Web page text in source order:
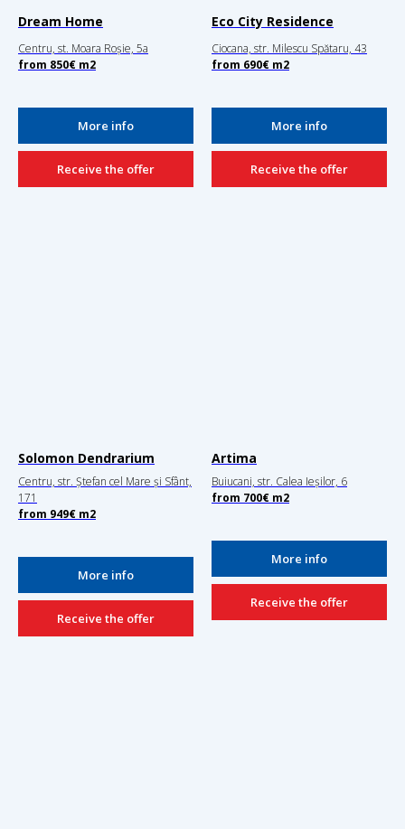
Dream Home
Centru, st. Moara Roșie, 5a
from 850€ m2
More info
Receive the offer
Eco City Residence
Ciocana, str. Milescu Spătaru, 43
from 690€ m2
More info
Receive the offer
Solomon Dendrarium
Centru, str. Ștefan cel Mare și Sfânt,
171
from 949€ m2
More info
Receive the offer
Artima
Buiucani, str. Calea Ieșilor, 6
from 700€ m2
More info
Receive the offer